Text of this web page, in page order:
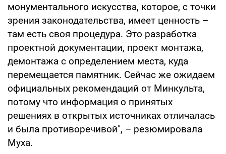
монументального искусства, которое, с точки
зрения законодательства, имеет ценность –
там есть своя процедура. Это разработка
проектной документации, проект монтажа,
демонтажа с определением места, куда
перемещается памятник. Сейчас же ожидаем
официальных рекомендаций от Минкульта,
потому что информация о принятых
решениях в открытых источниках отличалась
и была противоречивой", – резюмировала
Муха.